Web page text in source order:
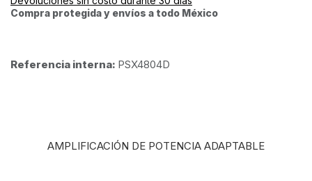
Compra protegida y envíos a todo México
Referencia interna: PSX4804D
AMPLIFICACIÓN DE POTENCIA ADAPTABLE